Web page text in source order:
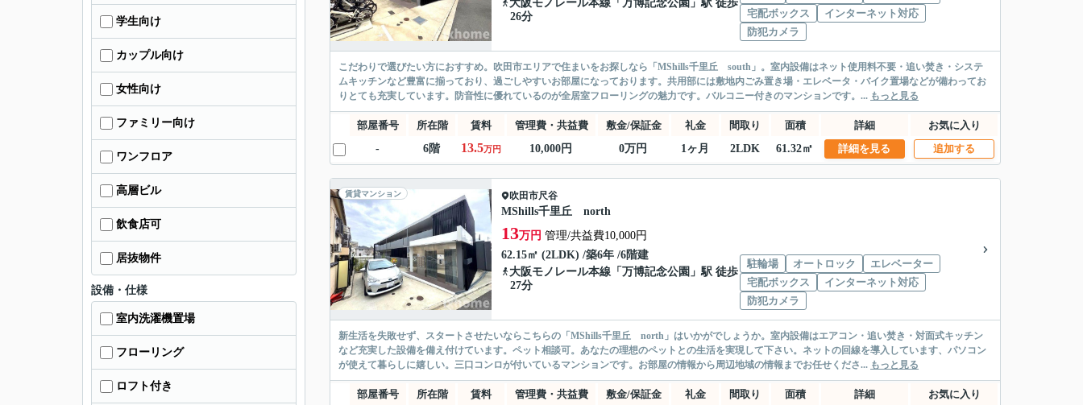
大阪モノレール本線 「 万博記念公園 」駅 徒歩
26分
宅配ボックス
インターネット対応
防犯カメラ
こだわりで選びたい方におすすめ。吹田市エリアで住まいをお探しなら「MShills千里丘 south」。室内設備はネット使用料不要・追い焚き・システ
ムキッチンなど豊富に揃っており、過ごしやすいお部屋になっております。共用部には敷地内ごみ置き場・エレベータ・バイク置場などが備わってお
りとても充実しています。防音性に優れているのが全居室フローリングの魅力です。バルコニー付きのマンションです。... もっと見る
部屋番号 所在階 賃料 管理費・共益費 敷金/保証金 礼金 間取り 面積 詳細
お気に入り
-
6階 13.5万円 10,000円 0万円 1ヶ月 2LDK 61.32㎡ 詳細を見る 追加する
賃貸マンション 吹田市尺谷
MShills千里丘 north
13万円 管理/共益費10,000円
62.15㎡ (2LDK) /築6年 /6階建
大阪モノレール本線 「 万博記念公園 」駅 徒歩
27分
駐輪場 オートロック
エレベーター
宅配ボックス
インターネット対応
防犯カメラ
新生活を失敗せず、スタートさせたいならこちらの「MShills千里丘 north」はいかがでしょうか。室内設備はエアコン・追い焚き・対面式キッチン
など充実した設備を備え付けています。ペット相談可。あなたの理想のペットとの生活を実現して下さい。ネットの回線を導入しています、パソコン
が使えて暮らしに嬉しい。三口コンロが付いているマンションです。お部屋の情報から周辺地域の情報までお任せくださ... もっと見る
部屋番号 所在階 賃料 管理費・共益費 敷金/保証金 礼金 間取り 面積 詳細
お気に入り
学生向け
カップル向け
女性向け
ファミリー向け
ワンフロア
高層ビル
飲食店可
居抜物件
設備・仕様
室内洗濯機置場
フローリング
ロフト付き